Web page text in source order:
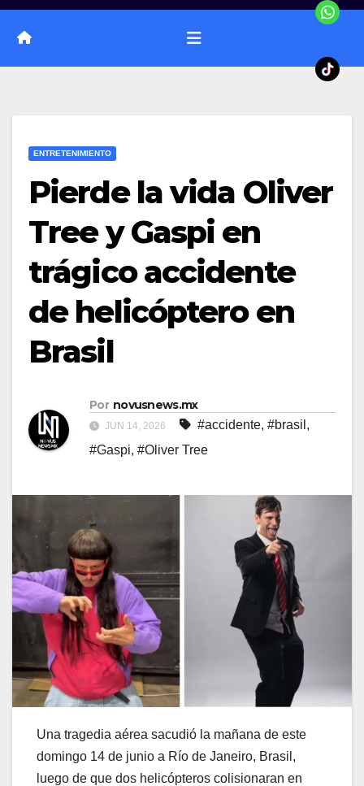
ENTRETENIMIENTO
Pierde la vida Oliver
Tree y Gaspi en
trágico accidente
de helicóptero en
Brasil
Por novusnews.mx
JUN 14, 2026 #accidente, #brasil ,
#Gaspi, #Oliver Tree
Una tragedia aérea sacudió la mañana de este
domingo 14 de junio a Río de Janeiro, Brasil,
luego de que dos helicópteros colisionaran en